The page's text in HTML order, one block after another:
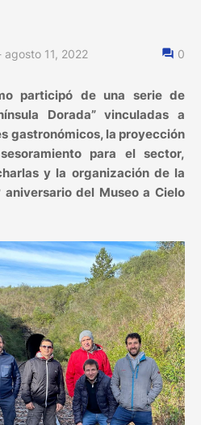
agosto 11, 2022 0
participó de una serie de
Dorada” vinculadas a
gastronómicos, la proyección
para el sector,
y la organización de la
del Museo a Cielo